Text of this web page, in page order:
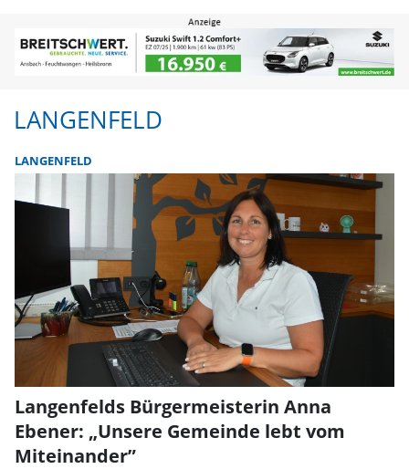
Langenfeld | FLZ.de
LANGENFELD
LANGENFELD
Langenfelds Bürgermeisterin Anna
Ebener: „Unsere Gemeinde lebt vom
Miteinander”